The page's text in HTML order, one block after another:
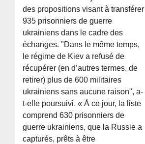
des propositions visant à transférer
935 prisonniers de guerre
ukrainiens dans le cadre des
échanges. "Dans le même temps,
le régime de Kiev a refusé de
récupérer (en d’autres termes, de
retirer) plus de 600 militaires
ukrainiens sans aucune raison", a-
t-elle poursuivi. « À ce jour, la liste
comprend 630 prisonniers de
guerre ukrainiens, que la Russie a
capturés, prêts à être